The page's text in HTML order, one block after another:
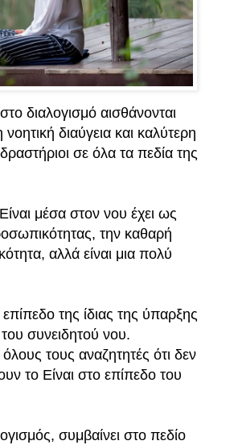
διαλογισμό αισθάνονται
διαύγεια και καλύτερη
σε όλα τα πεδία της
μέσα στον νου έχει ως
την καθαρή
αλλά είναι μια πολύ
της ίδιας της ύπαρξης
συνειδητού νου.
τους αναζητητές ότι δεν
το Είναι στο επίπεδο του
συμβαίνει στο πεδίο